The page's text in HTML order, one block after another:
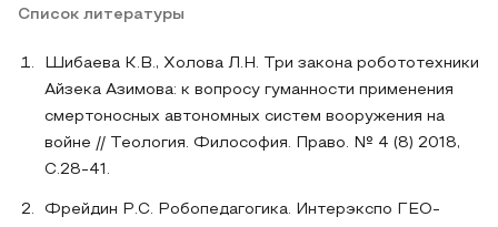
Список литературы
Шибаева К.В., Холова Л.Н. Три закона робототехники
Айзека Азимова: к вопросу гуманности применения
смертоносных автономных систем вооружения на
войне // Теология. Философия. Право. № 4 (8) 2018,
С.28-41.
Фрейдин Р.С. Робопедагогика. Интерэкспо ГЕО-